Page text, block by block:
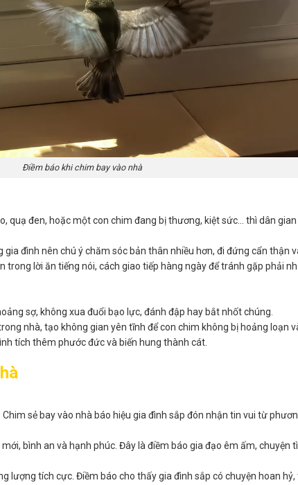
Điềm báo khi chim bay vào nhà
quạ đen, hoặc một con chim đang bị thương, kiệt sức… thì dân
đình nên chú ý chăm sóc bản thân nhiều hơn, đi đứng cẩn thận
trong lời ăn tiếng nói, cách giao tiếp hàng ngày để tránh gặp phải
sợ, không xua đuổi bạo lực, đánh đập hay bắt nhốt chúng.
nhà, tạo không gian yên tĩnh để con chim không bị hoảng loạn
tích thêm phước đức và biến hung thành cát.
sẻ bay vào nhà báo hiệu gia đình sắp đón nhận tin vui từ
bình an và hạnh phúc. Đây là điềm báo gia đạo êm ấm, chuyện
lượng tích cực. Điềm báo cho thấy gia đình sắp có chuyện hoan